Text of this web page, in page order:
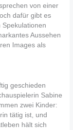
von einer
dafür gibt es
Spekulationen
Aussehen
Images als
geschieden
Sabine
zwei Kinder:
tätig ist, und
hält sich